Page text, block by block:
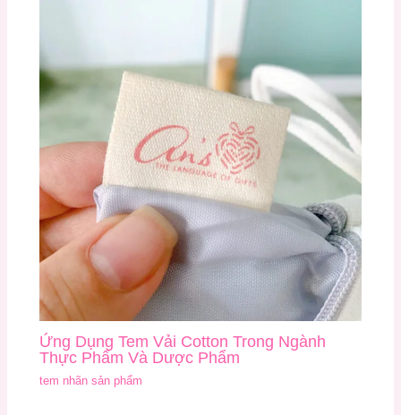
Ứng Dụng Tem Vải Cotton Trong Ngành
Thực Phẩm Và Dược Phẩm
tem nhãn sản phẩm